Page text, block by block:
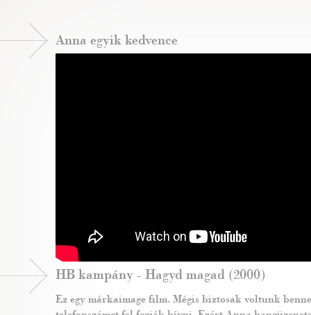
Anna egyik kedvence
HB kampány - Hagyd magad (2000)
Ez egy márkaimage film. Mégis biztosak voltunk